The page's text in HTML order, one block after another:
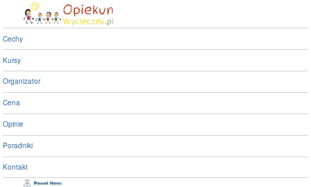
Cechy
Kursy
Organizator
Cena
Opinie
Poradniki
Kontakt
Centrum Bajki i Animacji w
Bielsku Białej już otwarte!
Centrum Bajki i Animacji
otwarte!
Filmów Rysunkowych to nowoczesna kombinacja